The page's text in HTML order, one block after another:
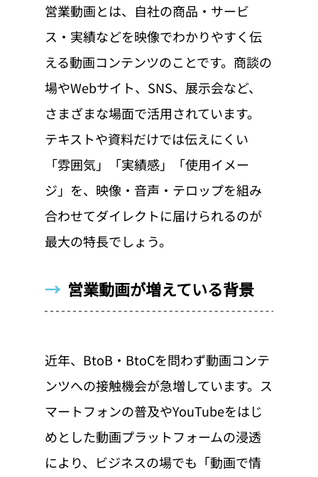
営業動画とは、自社の商品・サービ
ス・実績などを映像でわかりやすく伝
える動画コンテンツのことです。商談の
場やWebサイト、SNS、展示会など、
さまざまな場面で活用されています。
テキストや資料だけでは伝えにくい
「雰囲気」「実績感」「使用イメー
ジ」を、映像・音声・テロップを組み
合わせてダイレクトに届けられるのが
最大の特長でしょう。
→ 営業動画が増えている背景
近年、BtoB・BtoCを問わず動画コンテ
ンツへの接触機会が急増しています。ス
マートフォンの普及やYouTubeをはじ
めとした動画プラットフォームの浸透
により、ビジネスの場でも「動画で情